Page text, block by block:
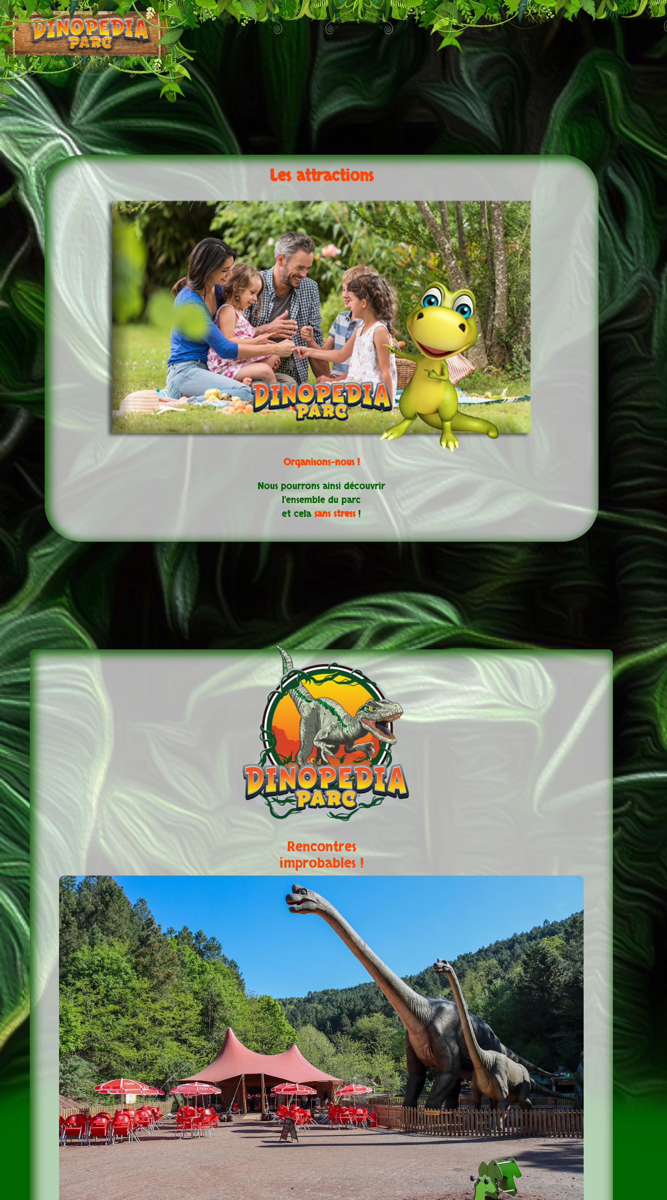
Les attractions
Organisons-nous !
Nous pourrons ainsi découvrir
l'ensemble du parc
et celasans stress!
Rencontres
improbables !